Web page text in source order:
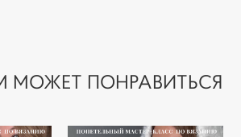
МОЖЕТ ПОНРАВИТЬСЯ